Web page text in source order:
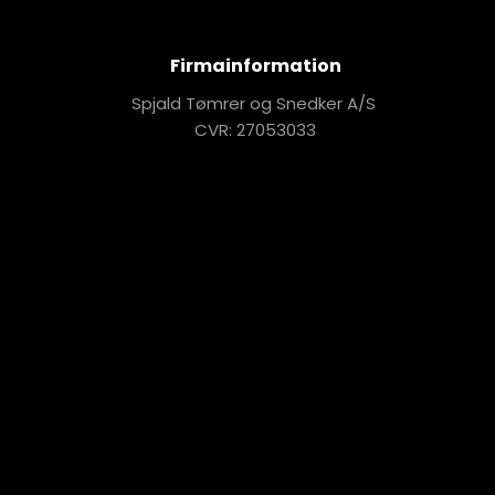
Firmainformation
Spjald Tømrer og Snedker A/S
CVR: 27053033